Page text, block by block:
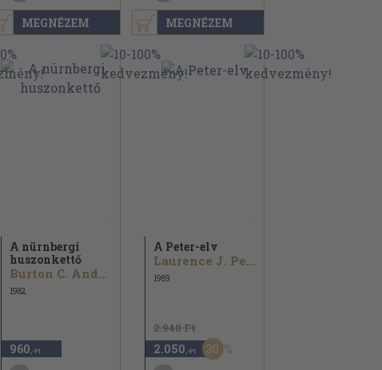
MEGNÉZEM MEGNÉZEM
A nürnbergi
huszonkettő
Burton C. Andrus
1982
960 ,-Ft
A Peter-elv
Laurence J. Peter...
1989
2.940 Ft
2.050 ,-Ft 30